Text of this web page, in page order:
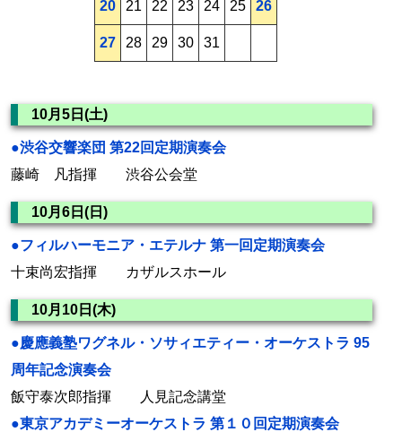
20 21 22 23 24 25 26
27 28 29 30 31
10月5日(土)
●渋谷交響楽団 第22回定期演奏会
藤崎 凡指揮 渋谷公会堂
10月6日(日)
●フィルハーモニア・エテルナ 第一回定期演奏会
十束尚宏指揮 カザルスホール
10月10日(木)
●慶應義塾ワグネル・ソサィエティー・オーケストラ 95
周年記念演奏会
飯守泰次郎指揮 人見記念講堂
●東京アカデミーオーケストラ 第１０回定期演奏会